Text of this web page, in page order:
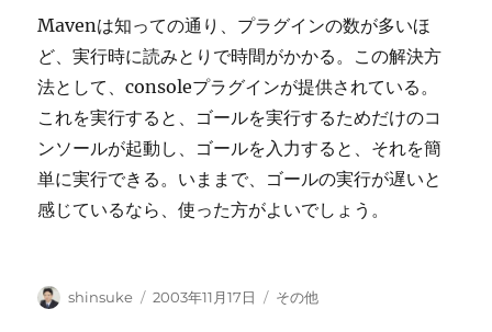
Mavenは知っての通り、プラグインの数が多いほ
ど、実行時に読みとりで時間がかかる。この解決方
法として、consoleプラグインが提供されている。
これを実行すると、ゴールを実行するためだけのコ
ンソールが起動し、ゴールを入力すると、それを簡
単に実行できる。いままで、ゴールの実行が遅いと
感じているなら、使った方がよいでしょう。
投
shinsuke
投
2003年11月17日
カ
その他